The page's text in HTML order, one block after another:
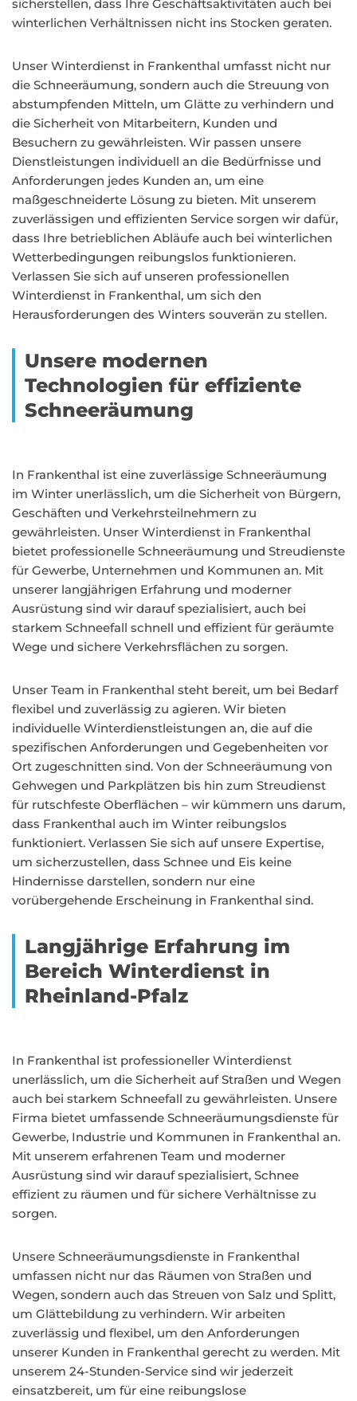
sicherstellen, dass Ihre Geschäftsaktivitäten auch bei
winterlichen Verhältnissen nicht ins Stocken geraten.
Unser Winterdienst in Frankenthal umfasst nicht nur
die Schneeräumung, sondern auch die Streuung von
abstumpfenden Mitteln, um Glätte zu verhindern und
die Sicherheit von Mitarbeitern, Kunden und
Besuchern zu gewährleisten. Wir passen unsere
Dienstleistungen individuell an die Bedürfnisse und
Anforderungen jedes Kunden an, um eine
maßgeschneiderte Lösung zu bieten. Mit unserem
zuverlässigen und effizienten Service sorgen wir dafür,
dass Ihre betrieblichen Abläufe auch bei winterlichen
Wetterbedingungen reibungslos funktionieren.
Verlassen Sie sich auf unseren professionellen
Winterdienst in Frankenthal, um sich den
Herausforderungen des Winters souverän zu stellen.
Unsere modernen
Technologien für effiziente
Schneeräumung
In Frankenthal ist eine zuverlässige Schneeräumung
im Winter unerlässlich, um die Sicherheit von Bürgern,
Geschäften und Verkehrsteilnehmern zu
gewährleisten. Unser Winterdienst in Frankenthal
bietet professionelle Schneeräumung und Streudienste
für Gewerbe, Unternehmen und Kommunen an. Mit
unserer langjährigen Erfahrung und moderner
Ausrüstung sind wir darauf spezialisiert, auch bei
starkem Schneefall schnell und effizient für geräumte
Wege und sichere Verkehrsflächen zu sorgen.
Unser Team in Frankenthal steht bereit, um bei Bedarf
flexibel und zuverlässig zu agieren. Wir bieten
individuelle Winterdienstleistungen an, die auf die
spezifischen Anforderungen und Gegebenheiten vor
Ort zugeschnitten sind. Von der Schneeräumung von
Gehwegen und Parkplätzen bis hin zum Streudienst
für rutschfeste Oberflächen – wir kümmern uns darum,
dass Frankenthal auch im Winter reibungslos
funktioniert. Verlassen Sie sich auf unsere Expertise,
um sicherzustellen, dass Schnee und Eis keine
Hindernisse darstellen, sondern nur eine
vorübergehende Erscheinung in Frankenthal sind.
Langjährige Erfahrung im
Bereich Winterdienst in
Rheinland-Pfalz
In Frankenthal ist professioneller Winterdienst
unerlässlich, um die Sicherheit auf Straßen und Wegen
auch bei starkem Schneefall zu gewährleisten. Unsere
Firma bietet umfassende Schneeräumungsdienste für
Gewerbe, Industrie und Kommunen in Frankenthal an.
Mit unserem erfahrenen Team und moderner
Ausrüstung sind wir darauf spezialisiert, Schnee
effizient zu räumen und für sichere Verhältnisse zu
sorgen.
Unsere Schneeräumungsdienste in Frankenthal
umfassen nicht nur das Räumen von Straßen und
Wegen, sondern auch das Streuen von Salz und Splitt,
um Glättebildung zu verhindern. Wir arbeiten
zuverlässig und flexibel, um den Anforderungen
unserer Kunden in Frankenthal gerecht zu werden. Mit
unserem 24-Stunden-Service sind wir jederzeit
einsatzbereit, um für eine reibungslose